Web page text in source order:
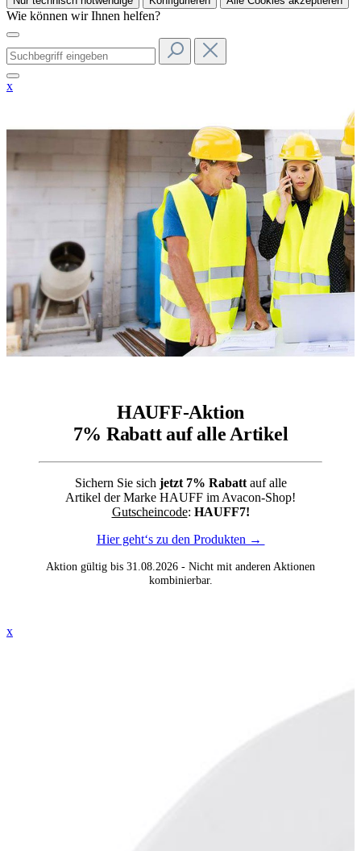
Wie können wir Ihnen helfen?
x
HAUFF-Aktion
7% Rabatt auf alle Artikel
Sichern Sie sich jetzt 7% Rabattauf alle
Artikel der Marke HAUFF im Avacon-Shop!
Gutscheincode: HAUFF7!
Hier geht‘s zu den Produkten →
Aktion gültig bis 31.08.2026 - Nicht mit anderen Aktionen
kombinierbar.
x